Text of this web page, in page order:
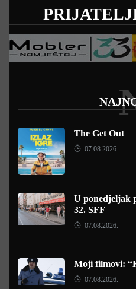
The Get Out
07.08.2026.
U ponedjeljak
32. SFF
07.08.2026.
Moji filmovi:
07.08.2026.